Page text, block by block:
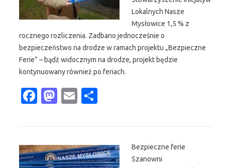
Lokalnych Nasze
Mysłowice 1,5 % z
rocznego rozliczenia. Zadbano jednocześnie o
bezpieczeństwo na drodze w ramach projektu „Bezpieczne
Ferie” – bądź widocznym na drodze, projekt będzie
kontynuowany również po feriach.
Fa
b
o
M
o
d
E
e
Bezpieczne ferie
Szanowni